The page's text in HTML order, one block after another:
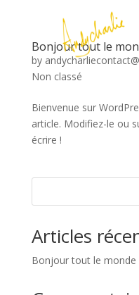
Bonjour tout le
by
Non classé
Bienvenue sur
article. Modifiez-le ou
écrire !
Articles
Bonjour tout le monde